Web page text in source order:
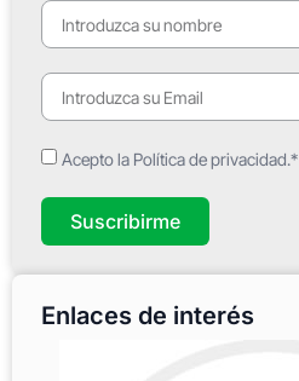
Acepto la Política de privacidad.*
Suscribirme
Enlaces de interés